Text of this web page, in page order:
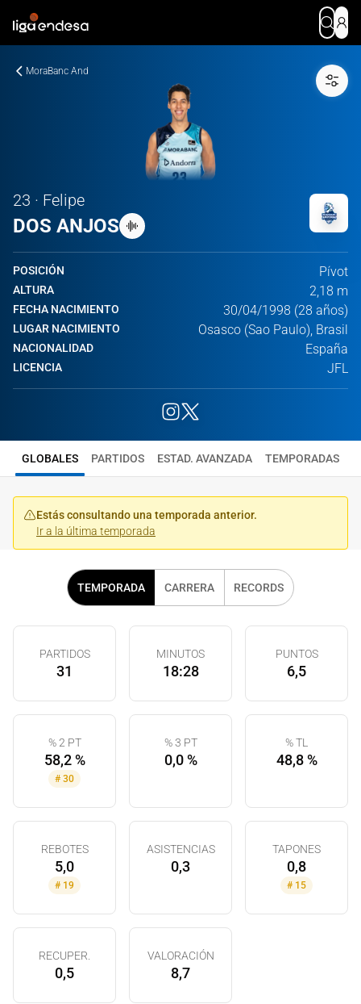
MoraBanc And
23 · Felipe
DOS ANJOS
POSICIÓN Pívot
ALTURA 2,18 m
FECHA NACIMIENTO 30/04/1998 (28 años)
LUGAR NACIMIENTO Osasco (Sao Paulo), Brasil
NACIONALIDAD España
LICENCIA JFL
GLOBALES PARTIDOS ESTAD. AVANZADA TEMPORADAS
Estás consultando una temporada anterior.
Ir a la última temporada
TEMPORADA CARRERA RECORDS
PARTIDOS
31
MINUTOS
18:28
PUNTOS
6,5
% 2 PT
58,2 %
# 30
% 3 PT
0,0 %
% TL
48,8 %
REBOTES
5,0
# 19
ASISTENCIAS
0,3
TAPONES
0,8
# 15
RECUPER.
0,5
VALORACIÓN
8,7